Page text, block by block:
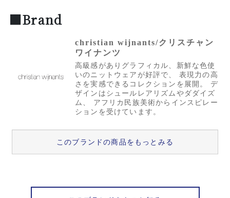
■Brand
christian wijnants/クリスチャン
ワイナンツ
高級感がありグラフィカル、新鮮な色使
いのニットウェアが好評で、 表現力の高
さを実感できるコレクションを展開。 デ
ザインはシュールレアリズムやダダイズ
ム、 アフリカ民族美術からインスピレー
ションを受けています。
このブランドの商品をもっとみる